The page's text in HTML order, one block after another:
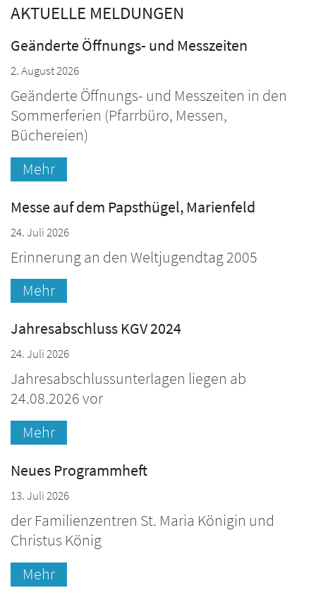
AKTUELLE MELDUNGEN
Geänderte Öffnungs- und Messzeiten
2. August 2026
Geänderte Öffnungs- und Messzeiten in den
Sommerferien (Pfarrbüro, Messen,
Büchereien)
Mehr
Messe auf dem Papsthügel, Marienfeld
24. Juli 2026
Erinnerung an den Weltjugendtag 2005
Mehr
Jahresabschluss KGV 2024
24. Juli 2026
Jahresabschlussunterlagen liegen ab
24.08.2026 vor
Mehr
Neues Programmheft
13. Juli 2026
der Familienzentren St. Maria Königin und
Christus König
Mehr